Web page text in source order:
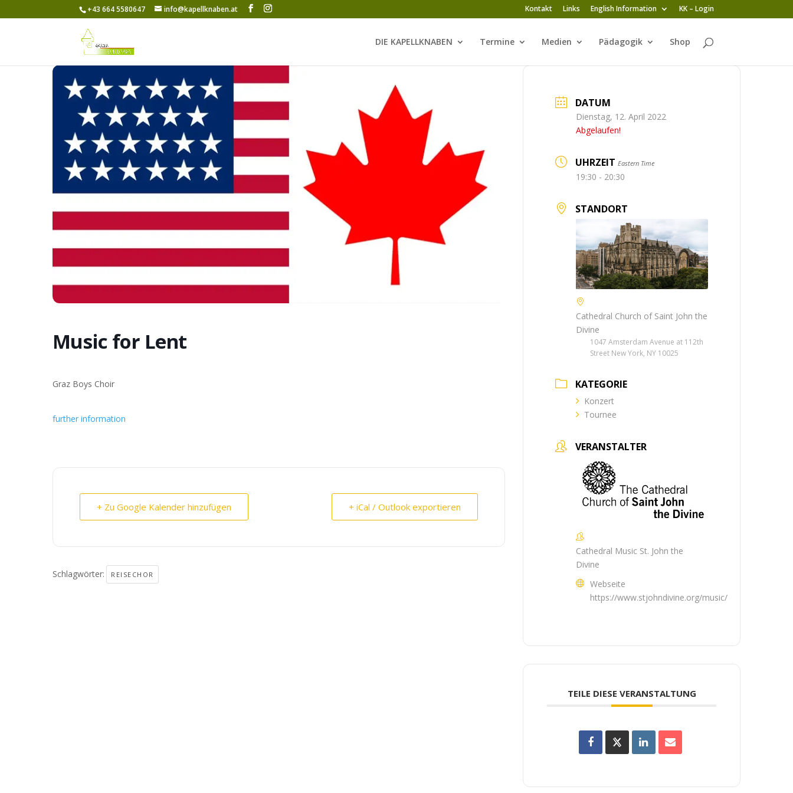
+43 664 5580647 info@kapellknaben.at Kontakt Links English Information KK – Login
DIE KAPELLKNABEN Termine Medien Pädagogik Shop
Music for Lent
Graz Boys Choir
further information
+ Zu Google Kalender hinzufügen + iCal / Outlook exportieren
Schlagwörter: REISECHOR
DATUM
Dienstag, 12. April 2022
Abgelaufen!
UHRZEIT Eastern Time
19:30 - 20:30
STANDORT
Cathedral Church of Saint John the
Divine
1047 Amsterdam Avenue at 112th
Street New York, NY 10025
KATEGORIE
Konzert
Tournee
VERANSTALTER
Cathedral Music St. John the
Divine
Webseite
https://www.stjohndivine.org/music/
TEILE DIESE VERANSTALTUNG